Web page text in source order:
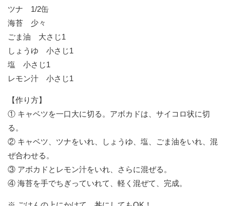
ツナ 1/2缶
海苔 少々
ごま油 大さじ1
しょうゆ 小さじ1
塩 小さじ1
レモン汁 小さじ1
【作り方】
① キャベツを一口大に切る。アボカドは、サイコロ状に切
る。
② キャベツ、ツナをいれ、しょうゆ、塩、ごま油をいれ、混
ぜ合わせる。
③ アボカドとレモン汁をいれ、さらに混ぜる。
④ 海苔を手でちぎっていれて、軽く混ぜて、完成。